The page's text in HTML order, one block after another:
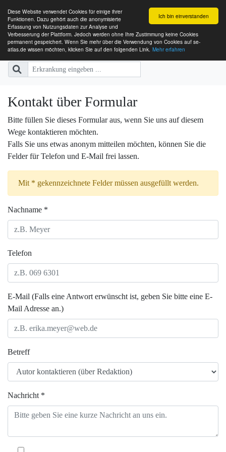
Ich bin einverstanden
Diese Website verwendet Cookies für einige ihrer
Funktionen. Dazu gehört auch die anonymisierte
Erfassung von Nutzungsdaten zur Analyse und
Verbesserung der Plattform. Jedoch werden ohne Ihre Zustimmung keine Cookies
permanent gespeichert. Wenn Sie mehr über die Verwendung von Cookies auf se-
atlas.de wissen möchten, klicken Sie auf den folgenden Link. Mehr erfahren
SE-ATLAS
Versorgungsatlas für Menschen
Kontakt über Formular
Bitte füllen Sie dieses Formular aus, wenn Sie uns auf diesem
Wege kontaktieren möchten.
Falls Sie uns etwas anonym mitteilen möchten, können Sie die
Felder für Telefon und E-Mail frei lassen.
Mit * gekennzeichnete Felder müssen ausgefüllt werden.
Nachname *
Telefon
E-Mail (Falls eine Antwort erwünscht ist, geben Sie bitte eine E-
Mail Adresse an.)
Betreff
Nachricht *